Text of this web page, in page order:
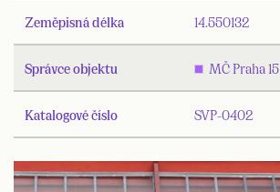
Zeměpisná délka 14.550132
Správce objektu MČ Praha 15
Katalogové číslo SVP-0402